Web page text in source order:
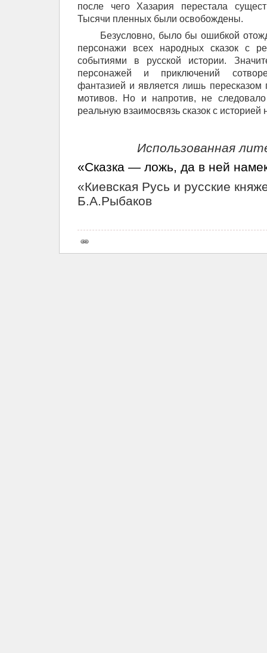
после чего Хазария перестала
Тысячи пленных были освобождены.
Безусловно, было бы ошибкой
персонажи всех народных сказок с
событиями в русской истории.
персонажей и приключений
фантазией и является лишь
мотивов. Но и напротив, не
реальную взаимосвязь сказок с
Использованная
«Сказка — ложь, да в ней
«Киевская Русь и русские
Б.А.Рыбаков